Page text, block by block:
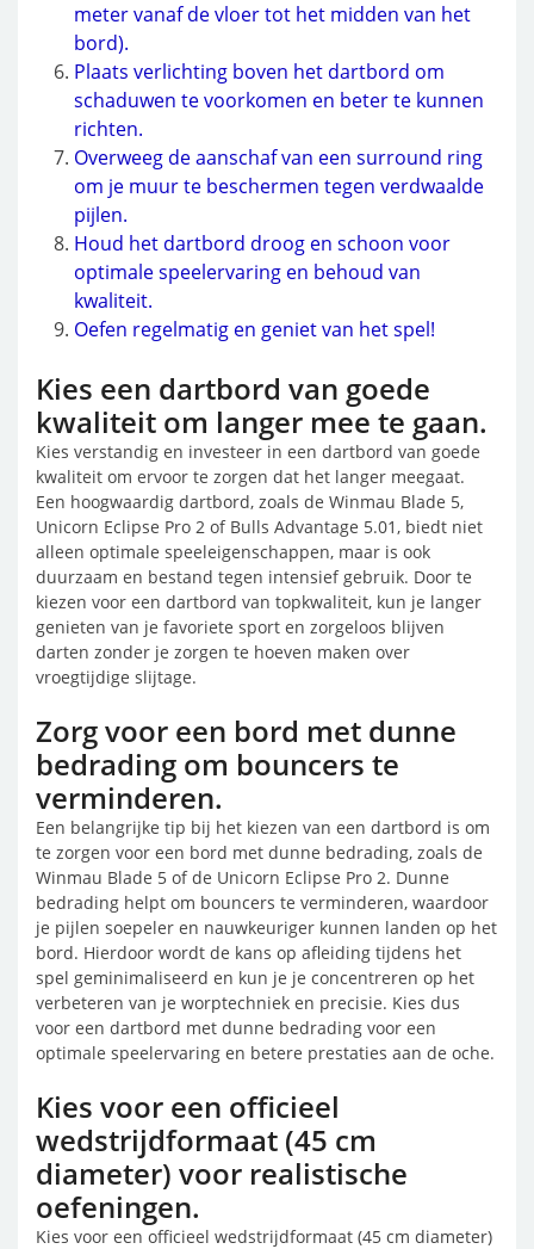
meter vanaf de vloer tot het midden van het
bord).
Plaats verlichting boven het dartbord om
schaduwen te voorkomen en beter te kunnen
richten.
Overweeg de aanschaf van een surround ring
om je muur te beschermen tegen verdwaalde
pijlen.
Houd het dartbord droog en schoon voor
optimale speelervaring en behoud van
kwaliteit.
Oefen regelmatig en geniet van het spel!
Kies een dartbord van goede
kwaliteit om langer mee te gaan.
Kies verstandig en investeer in een dartbord van goede
kwaliteit om ervoor te zorgen dat het langer meegaat.
Een hoogwaardig dartbord, zoals de Winmau Blade 5,
Unicorn Eclipse Pro 2 of Bulls Advantage 5.01, biedt niet
alleen optimale speeleigenschappen, maar is ook
duurzaam en bestand tegen intensief gebruik. Door te
kiezen voor een dartbord van topkwaliteit, kun je langer
genieten van je favoriete sport en zorgeloos blijven
darten zonder je zorgen te hoeven maken over
vroegtijdige slijtage.
Zorg voor een bord met dunne
bedrading om bouncers te
verminderen.
Een belangrijke tip bij het kiezen van een dartbord is om
te zorgen voor een bord met dunne bedrading, zoals de
Winmau Blade 5 of de Unicorn Eclipse Pro 2. Dunne
bedrading helpt om bouncers te verminderen, waardoor
je pijlen soepeler en nauwkeuriger kunnen landen op het
bord. Hierdoor wordt de kans op afleiding tijdens het
spel geminimaliseerd en kun je je concentreren op het
verbeteren van je worptechniek en precisie. Kies dus
voor een dartbord met dunne bedrading voor een
optimale speelervaring en betere prestaties aan de oche.
Kies voor een officieel
wedstrijdformaat (45 cm
diameter) voor realistische
oefeningen.
Kies voor een officieel wedstrijdformaat (45 cm diameter)